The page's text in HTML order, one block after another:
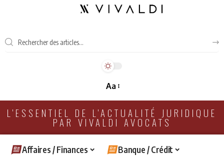
Aa
L'ESSENTIEL DE L'ACTUALITÉ JURIDIQUE
PAR VIVALDI AVOCATS
Affaires / Finances
Banque / Crédit